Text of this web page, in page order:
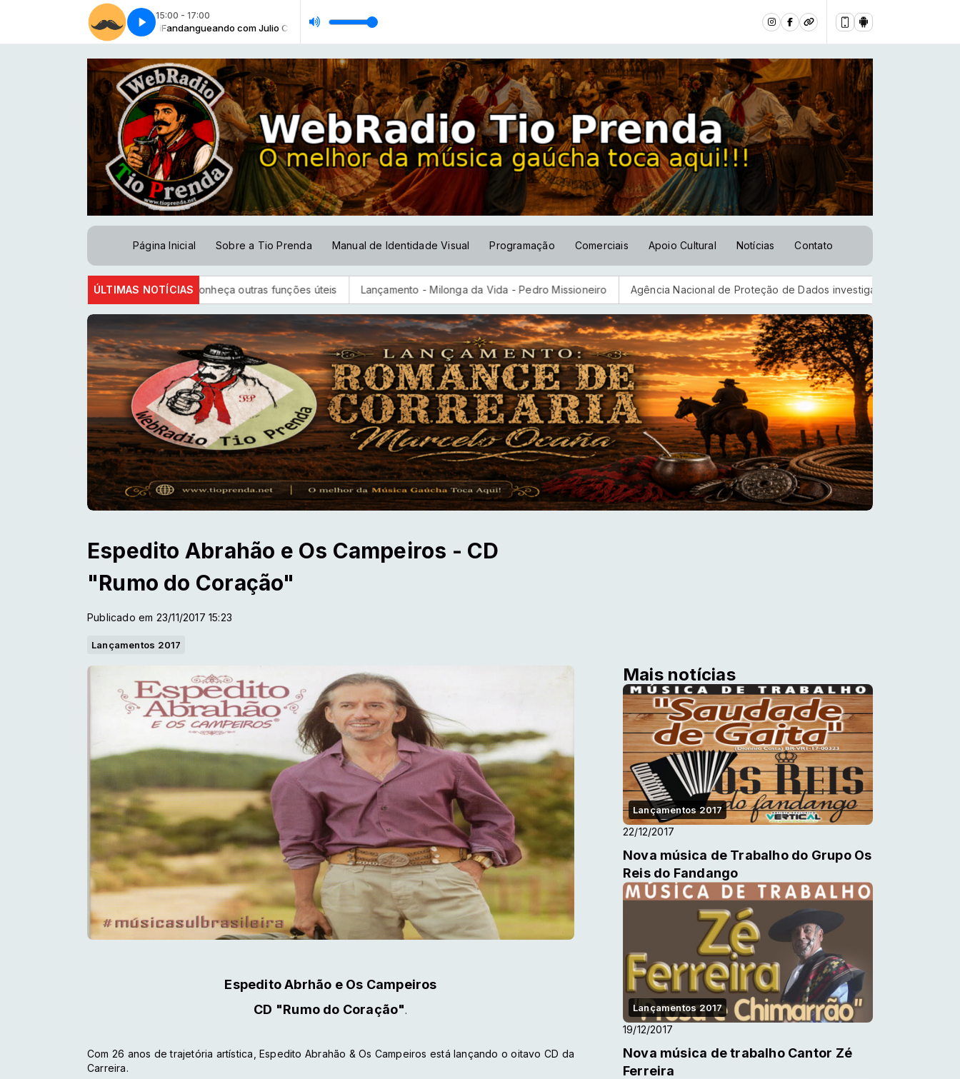
15:00 - 17:00
Fandangueando com Julio Cezar LeonardiFandangueando com Julio Cezar Leonardi
Dia dos pais - Spot 1 Dia dos pais - Spot 1
Página Inicial Sobre a Tio Prenda Manual de Identidade Visual Programação Comerciais Apoio Cultural Notícias Contato
ÚLTIMAS NOTÍCIAS
para votar; conheça outras funções úteis Lançamento - Milonga da Vida - Pedro Missioneiro Agência Nacional de Proteção de Dados investiga plataforma Discord
Espedito Abrahão e Os Campeiros - CD
"Rumo do Coração"
Publicado em 23/11/2017 15:23
Lançamentos 2017
Espedito Abrhão e Os Campeiros
CD "Rumo do Coração".
Com 26 anos de trajetória artística, Espedito Abrahão & Os Campeiros está lançando o oitavo CD da
Carreira.
Mais notícias
Lançamentos 2017
22/12/2017
Nova música de Trabalho do Grupo Os
Reis do Fandango
Lançamentos 2017
19/12/2017
Nova música de trabalho Cantor Zé
Ferreira